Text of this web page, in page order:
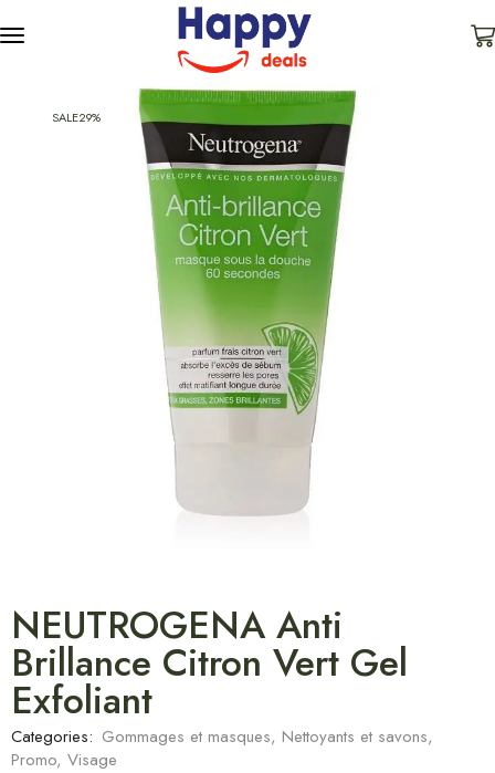
SALE29%
NEUTROGENA Anti
Brillance Citron Vert Gel
Exfoliant
Categories: Gommages et masques, Nettoyants et savons,
Promo, Visage